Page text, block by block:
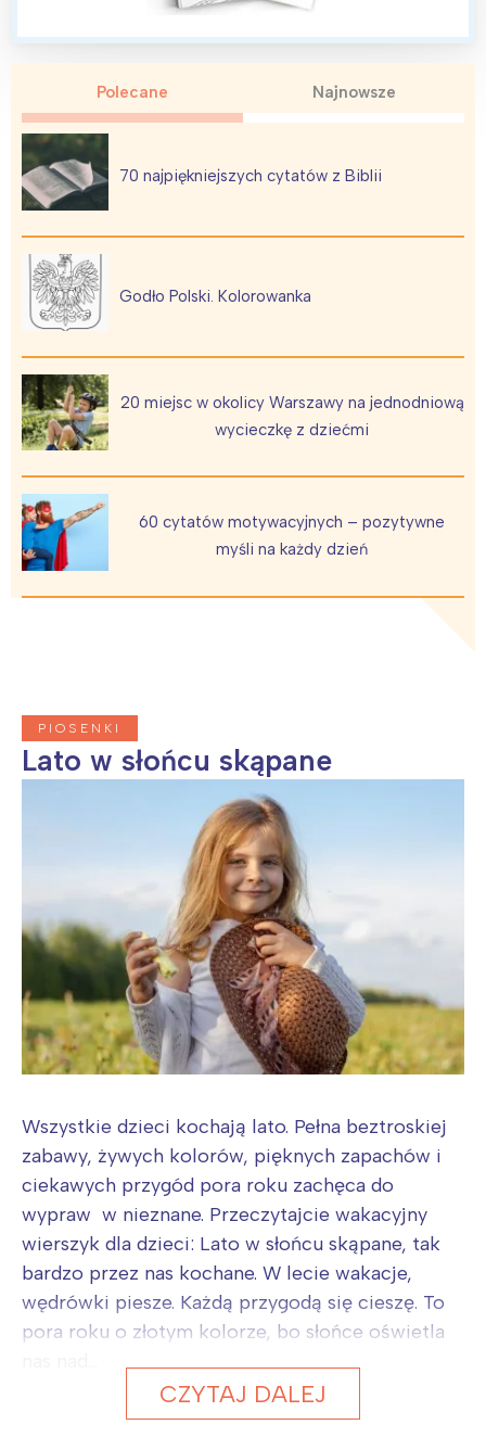
Polecane Najnowsze
70 najpiękniejszych cytatów z Biblii
Godło Polski. Kolorowanka
20 miejsc w okolicy Warszawy na jednodniową
wycieczkę z dziećmi
60 cytatów motywacyjnych – pozytywne
myśli na każdy dzień
PIOSENKI
Lato w słońcu skąpane
Wszystkie dzieci kochają lato. Pełna beztroskiej
zabawy, żywych kolorów, pięknych zapachów i
ciekawych przygód pora roku zachęca do
wypraw w nieznane. Przeczytajcie wakacyjny
wierszyk dla dzieci: Lato w słońcu skąpane, tak
bardzo przez nas kochane. W lecie wakacje,
wędrówki piesze. Każdą przygodą się cieszę. To
pora roku o złotym kolorze, bo słońce oświetla
CZYTAJ DALEJ
Interesują mnie wydarzenia z
tego regionu:
Warszawa
Łódź
Trójmiasto
Poznań
Wrocław
Śląsk
Południe
Wszystkie
Wybieram